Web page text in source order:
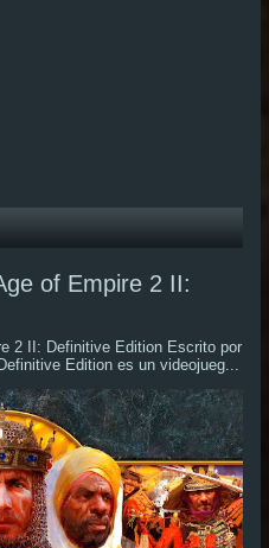
of Empire 2 II:
2 II: Definitive Edition Escrito por
Edition es un videojueg...